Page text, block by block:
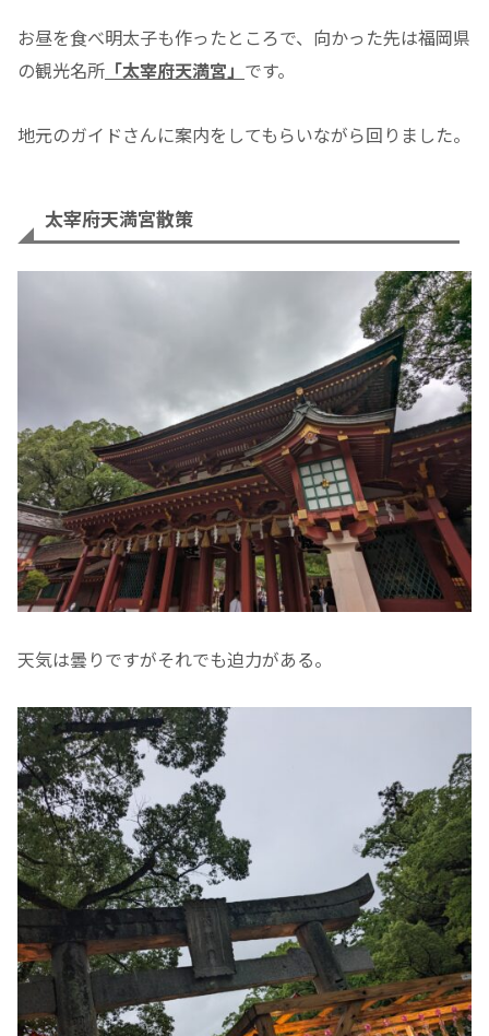
お昼を食べ明太子も作ったところで、向かった先は福岡県
の観光名所 「太宰府天満宮」 です。
地元のガイドさんに案内をしてもらいながら回りました。
太宰府天満宮散策
天気は曇りですがそれでも迫力がある。